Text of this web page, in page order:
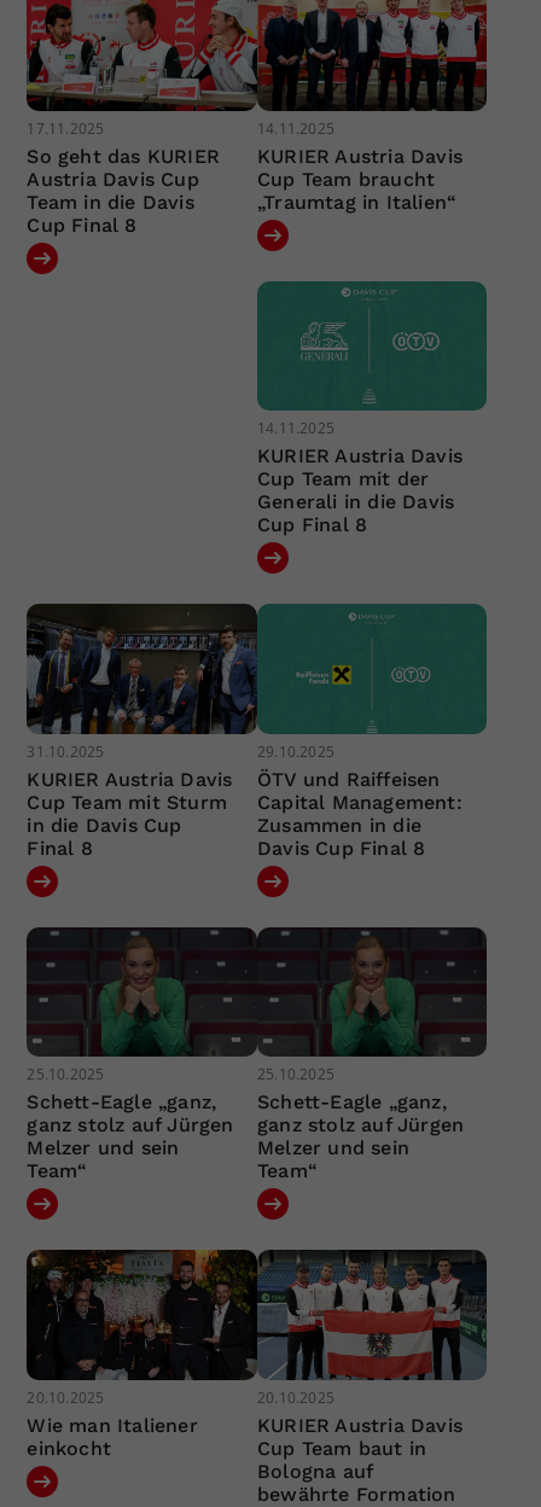
17.11.2025
So geht das KURIER
Austria Davis Cup
Team in die Davis
Cup Final 8
14.11.2025
KURIER Austria Davis
Cup Team braucht
„Traumtag in Italien“
14.11.2025
KURIER Austria Davis
Cup Team mit der
Generali in die Davis
Cup Final 8
31.10.2025
KURIER Austria Davis
Cup Team mit Sturm
in die Davis Cup
Final 8
29.10.2025
ÖTV und Raiffeisen
Capital Management:
Zusammen in die
Davis Cup Final 8
25.10.2025
Schett-Eagle „ganz,
ganz stolz auf Jürgen
Melzer und sein
Team“
25.10.2025
Schett-Eagle „ganz,
ganz stolz auf Jürgen
Melzer und sein
Team“
20.10.2025
Wie man Italiener
einkocht
20.10.2025
KURIER Austria Davis
Cup Team baut in
Bologna auf
bewährte Formation